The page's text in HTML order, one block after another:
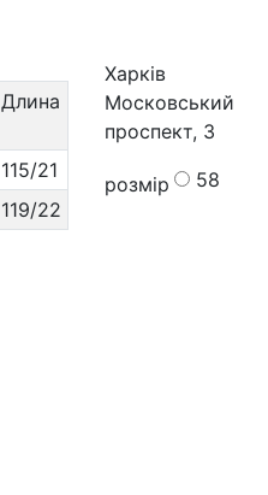
Длина
115/21
119/22
Харків
Московський
проспект, 3
розмір 58